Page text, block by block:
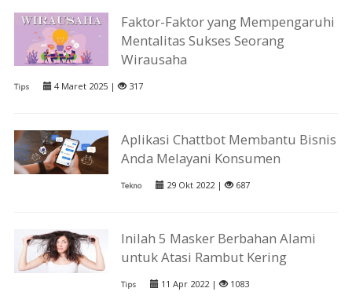
Faktor-Faktor yang Mempengaruhi
Mentalitas Sukses Seorang
Wirausaha
Tips 4 Maret 2025 | 317
Aplikasi Chattbot Membantu Bisnis
Anda Melayani Konsumen
Tekno 29 Okt 2022 | 687
Inilah 5 Masker Berbahan Alami
untuk Atasi Rambut Kering
Tips 11 Apr 2022 | 1083